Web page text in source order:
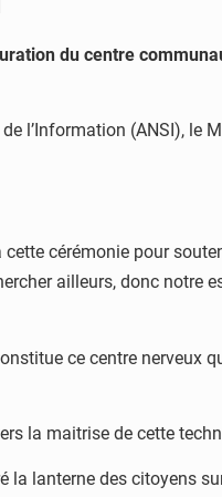
du centre
l’Information (ANSI),
cérémonie pour
ailleurs, donc
ce centre nerveux
la maitrise de cette
lanterne des citoyens